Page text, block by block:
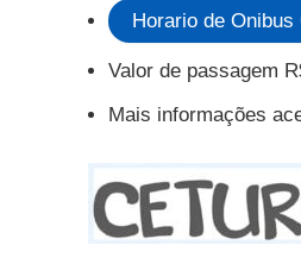
Horario de Onibus
Valor de passagem
Mais informações